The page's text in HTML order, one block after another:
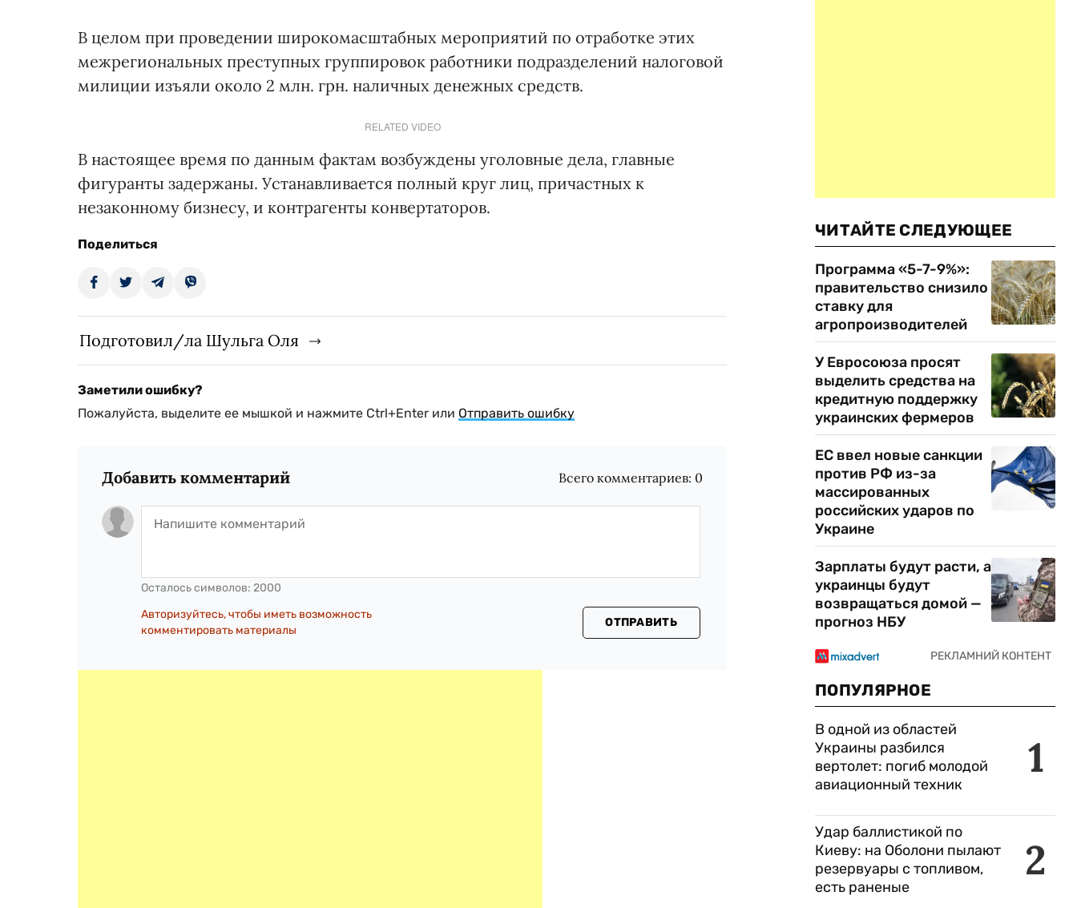
В целом при проведении широкомасштабных мероприятий по отработке этих
межрегиональных преступных группировок работники подразделений налоговой
милиции изъяли около 2 млн. грн. наличных денежных средств.
RELATED VIDEO
В настоящее время по данным фактам возбуждены уголовные дела, главные
фигуранты задержаны. Устанавливается полный круг лиц, причастных к
незаконному бизнесу, и контрагенты конвертаторов.
Поделиться
Подготовил/ла Шульга Оля
Заметили ошибку?
Пожалуйста, выделите ее мышкой и нажмите Ctrl+Enter или Отправить ошибку
Добавить комментарий Всего комментариев: 0
Осталось символов: 2000
Авторизуйтесь, чтобы иметь возможность
комментировать материалы
ОТПРАВИТЬ
ЧИТАЙТЕ СЛЕДУЮЩЕЕ
Программа «5-7-9%»:
правительство снизило
ставку для
агропроизводителей
У Евросоюза просят
выделить средства на
кредитную поддержку
украинских фермеров
ЕС ввел новые санкции
против РФ из-за
массированных
российских ударов по
Украине
Зарплаты будут расти, а
украинцы будут
возвращаться домой —
прогноз НБУ
ПОПУЛЯРНОЕ
1
В одной из областей
Украины разбился
вертолет: погиб молодой
авиационный техник
2
Удар баллистикой по
Киеву: на Оболони пылают
резервуары с топливом,
есть раненые